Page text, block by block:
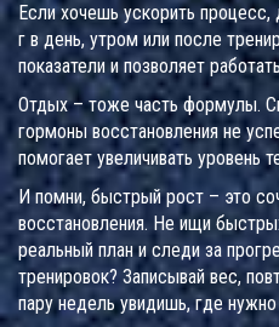
Если хочешь ускорить процесс,
г в день, утром или после
показатели и позволяет
Отдых – тоже часть формулы.
гормоны восстановления не
помогает увеличивать уровень
И помни, быстрый рост – это
восстановления. Не ищи
реальный план и следи за
тренировок? Записывай вес,
пару недель увидишь, где